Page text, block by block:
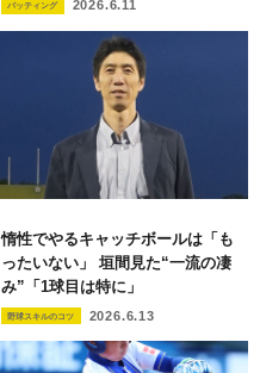
バッティング 2026.6.11
惰性でやるキャッチボールは「も
ったいない」 垣間見た“一流の凄
み”「1球目は特に」
野球スキルのコツ 2026.6.13